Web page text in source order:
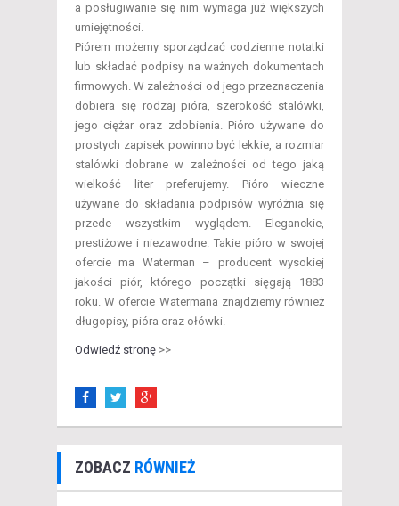
a posługiwanie się nim wymaga już większych
umiejętności.
Piórem możemy sporządzać codzienne notatki
lub składać podpisy na ważnych dokumentach
firmowych. W zależności od jego przeznaczenia
dobiera się rodzaj pióra, szerokość stalówki,
jego ciężar oraz zdobienia. Pióro używane do
prostych zapisek powinno być lekkie, a rozmiar
stalówki dobrane w zależności od tego jaką
wielkość liter preferujemy. Pióro wieczne
używane do składania podpisów wyróżnia się
przede wszystkim wyglądem. Eleganckie,
prestiżowe i niezawodne. Takie pióro w swojej
ofercie ma Waterman – producent wysokiej
jakości piór, którego początki sięgają 1883
roku. W ofercie Watermana znajdziemy również
długopisy, pióra oraz ołówki.
Odwiedź stronę >>
ZOBACZ RÓWNIEŻ